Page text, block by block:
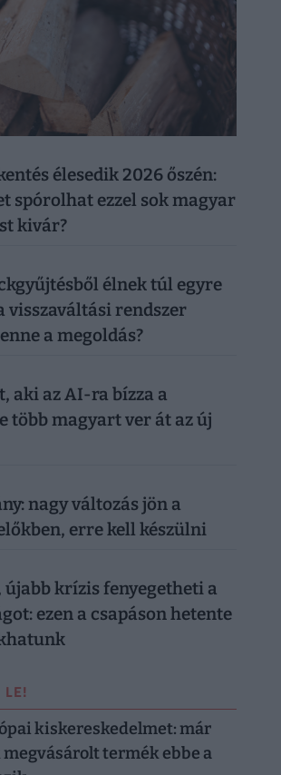
élesedik 2026 őszén:
spórolhat ezzel sok magyar
kivár?
élnek túl egyre
visszaváltási rendszer
a megoldás?
aki az AI-ra bízza a
több magyart ver át az új
nagy változás jön a
erre kell készülni
krízis fenyegetheti a
ezen a csapáson hetente
LE!
kiskereskedelmet: már
termék ebbe a